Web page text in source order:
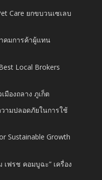
Care ยกขบวนเซเลบ
คมการค้าผู้แทน
Local Brokers
องถลาง ภูเก็ต
ามปลอดภัยในการใช้
Sustainable Growth
เฟรช คอมบูฉะ” เครื่อง